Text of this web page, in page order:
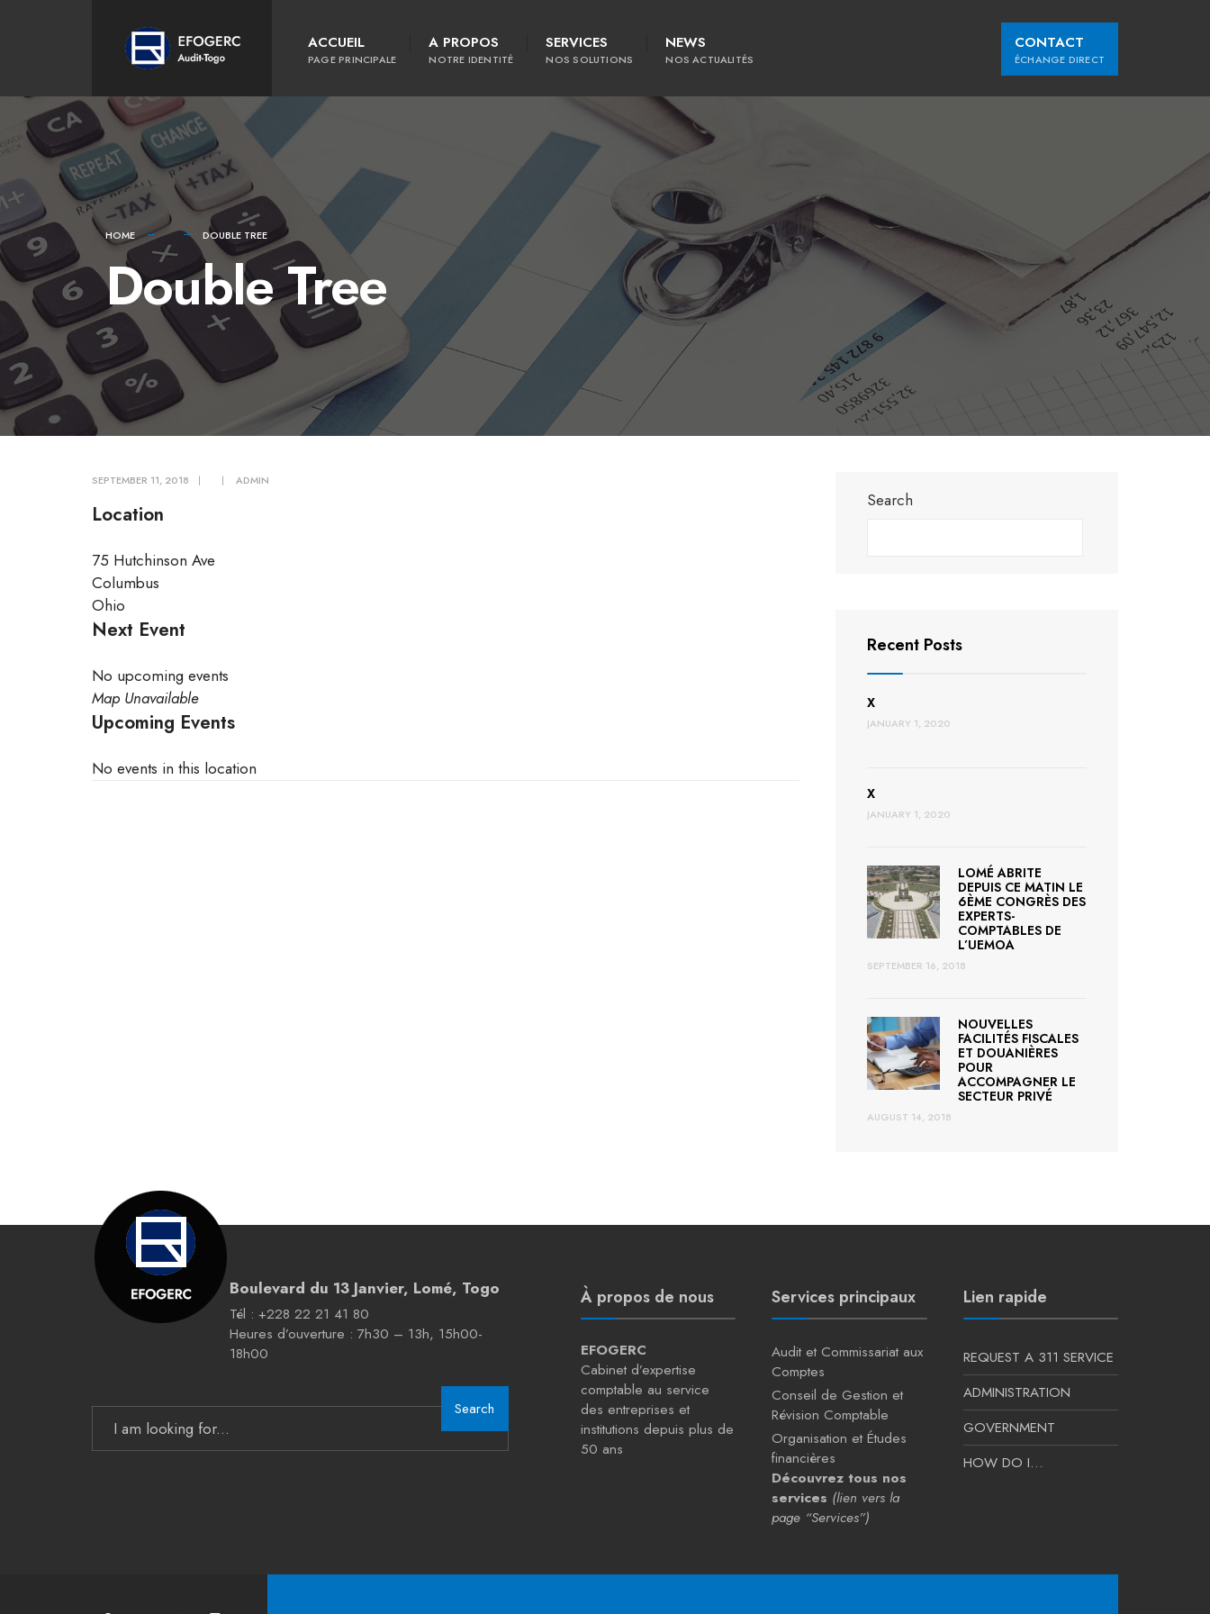
content
ACCUEIL
PAGE PRINCIPALE
A PROPOS
NOTRE IDENTITÉ
SERVICES
NOS SOLUTIONS
NEWS
NOS ACTUALITÉS
CONTACT
ÉCHANGE DIRECT
HOME DOUBLE TREE
Double Tree
SEPTEMBER 11, 2018 | | ADMIN
Location
75 Hutchinson Ave
Columbus
Ohio
Next Event
No upcoming events
Map Unavailable
Upcoming Events
No events in this location
Search
Recent Posts
X
JANUARY 1, 2020
X
JANUARY 1, 2020
LOMÉ ABRITE
DEPUIS CE MATIN LE
6ÈME CONGRÈS DES
EXPERTS-
COMPTABLES DE
L’UEMOA
SEPTEMBER 16, 2018
NOUVELLES
FACILITÉS FISCALES
ET DOUANIÈRES
POUR
ACCOMPAGNER LE
SECTEUR PRIVÉ
AUGUST 14, 2018
Boulevard du 13 Janvier, Lomé, Togo
Tél : +228 22 21 41 80
Heures d’ouverture : 7h30 – 13h, 15h00-
18h00
Search
Search
À propos de nous
EFOGERC
Cabinet d’expertise
comptable au service
des entreprises et
institutions depuis plus de
50 ans
Services principaux
Audit et Commissariat aux
Comptes
Conseil de Gestion et
Révision Comptable
Organisation et Études
financières
Découvrez tous nos
services (lien vers la
page “Services”)
Lien rapide
REQUEST A 311 SERVICE
ADMINISTRATION
GOVERNMENT
HOW DO I…